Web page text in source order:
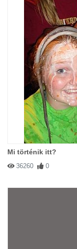
Mi történik itt?
36260 0